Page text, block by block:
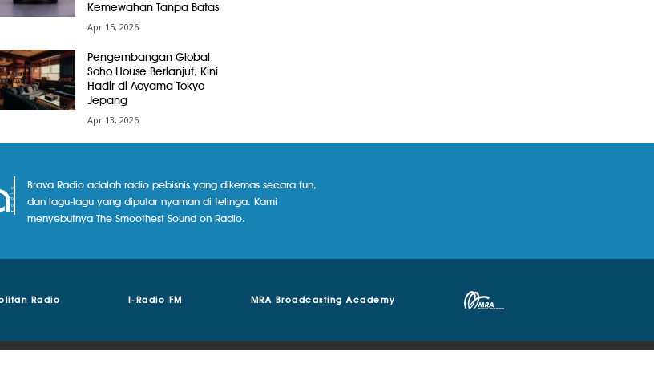
Kemewahan Tanpa Batas
Apr 15, 2026
Pengembangan Global
Soho House Berlanjut, Kini
Hadir di Aoyama Tokyo
Jepang
Apr 13, 2026
Brava Radio adalah radio pebisnis yang dikemas secara fun,
dan lagu-lagu yang diputar nyaman di telinga. Kami
menyebutnya The Smoothest Sound on Radio.
Radio I-Radio FM MRA Broadcasting Academy